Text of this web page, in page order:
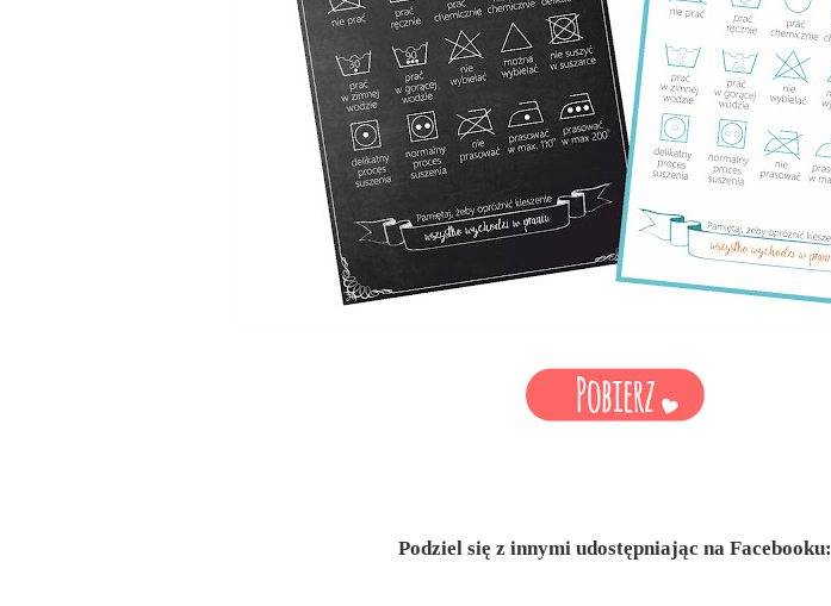
Podziel się z innymi udostępniając na Facebooku: